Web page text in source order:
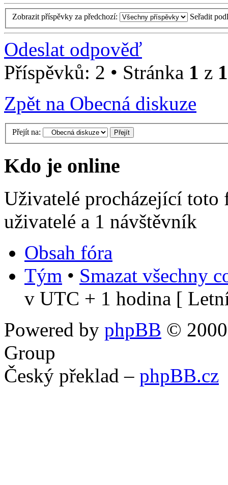
Zobrazit příspěvky za předchozí: Seřadit
Odeslat odpověď
Příspěvků: 2 • Stránka 1 z 1
Zpět na Obecná diskuze
Přejít na:
Kdo je online
Uživatelé procházející
uživatelé a 1 návštěvník
Obsah fóra
Tým • Smazat všechny
v UTC + 1 hodina [
Powered by phpBB ©
Group
Český překlad – phpBB.cz